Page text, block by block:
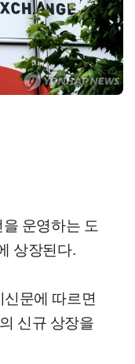
운영하는 도
상장된다.
문에 따르면
신규 상장을